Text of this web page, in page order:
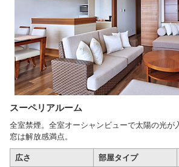
スーペリアルーム
全室禁煙。全室オーシャンビューで太陽の光が
窓は解放感満点。
広さ 部屋タイプ